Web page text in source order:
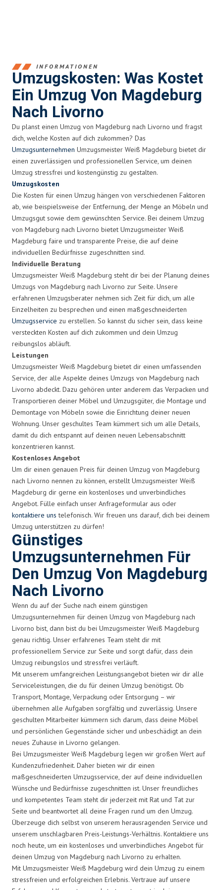
INFORMATIONEN
Umzugskosten: Was Kostet
Ein Umzug Von Magdeburg
Nach Livorno
Du planst einen Umzug von Magdeburg nach Livorno und fragst
dich, welche Kosten auf dich zukommen? Das
Umzugsunternehmen Umzugsmeister Weiß Magdeburg bietet dir
einen zuverlässigen und professionellen Service, um deinen
Umzug stressfrei und kostengünstig zu gestalten.
Umzugskosten
Die Kosten für einen Umzug hängen von verschiedenen Faktoren
ab, wie beispielsweise der Entfernung, der Menge an Möbeln und
Umzugsgut sowie dem gewünschten Service. Bei deinem Umzug
von Magdeburg nach Livorno bietet Umzugsmeister Weiß
Magdeburg faire und transparente Preise, die auf deine
individuellen Bedürfnisse zugeschnitten sind.
Individuelle Beratung
Umzugsmeister Weiß Magdeburg steht dir bei der Planung deines
Umzugs von Magdeburg nach Livorno zur Seite. Unsere
erfahrenen Umzugsberater nehmen sich Zeit für dich, um alle
Einzelheiten zu besprechen und einen maßgeschneiderten
Umzugsservice zu erstellen. So kannst du sicher sein, dass keine
versteckten Kosten auf dich zukommen und dein Umzug
reibungslos abläuft.
Leistungen
Umzugsmeister Weiß Magdeburg bietet dir einen umfassenden
Service, der alle Aspekte deines Umzugs von Magdeburg nach
Livorno abdeckt. Dazu gehören unter anderem das Verpacken und
Transportieren deiner Möbel und Umzugsgüter, die Montage und
Demontage von Möbeln sowie die Einrichtung deiner neuen
Wohnung. Unser geschultes Team kümmert sich um alle Details,
damit du dich entspannt auf deinen neuen Lebensabschnitt
konzentrieren kannst.
Kostenloses Angebot
Um dir einen genauen Preis für deinen Umzug von Magdeburg
nach Livorno nennen zu können, erstellt Umzugsmeister Weiß
Magdeburg dir gerne ein kostenloses und unverbindliches
Angebot. Fülle einfach unser Anfrageformular aus oder
kontaktiere uns telefonisch. Wir freuen uns darauf, dich bei deinem
Umzug unterstützen zu dürfen!
Günstiges
Umzugsunternehmen Für
Den Umzug Von Magdeburg
Nach Livorno
Wenn du auf der Suche nach einem günstigen
Umzugsunternehmen für deinen Umzug von Magdeburg nach
Livorno bist, dann bist du bei Umzugsmeister Weiß Magdeburg
genau richtig. Unser erfahrenes Team steht dir mit
professionellem Service zur Seite und sorgt dafür, dass dein
Umzug reibungslos und stressfrei verläuft.
Mit unserem umfangreichen Leistungsangebot bieten wir dir alle
Serviceleistungen, die du für deinen Umzug benötigst. Ob
Transport, Montage, Verpackung oder Entsorgung – wir
übernehmen alle Aufgaben sorgfältig und zuverlässig. Unsere
geschulten Mitarbeiter kümmern sich darum, dass deine Möbel
und persönlichen Gegenstände sicher und unbeschädigt an dein
neues Zuhause in Livorno gelangen.
Bei Umzugsmeister Weiß Magdeburg legen wir großen Wert auf
Kundenzufriedenheit. Daher bieten wir dir einen
maßgeschneiderten Umzugsservice, der auf deine individuellen
Wünsche und Bedürfnisse zugeschnitten ist. Unser freundliches
und kompetentes Team steht dir jederzeit mit Rat und Tat zur
Seite und beantwortet all deine Fragen rund um den Umzug.
Überzeuge dich selbst von unserem herausragenden Service und
unserem unschlagbaren Preis-Leistungs-Verhältnis. Kontaktiere uns
noch heute, um ein kostenloses und unverbindliches Angebot für
deinen Umzug von Magdeburg nach Livorno zu erhalten.
Mit Umzugsmeister Weiß Magdeburg wird dein Umzug zu einem
stressfreien und erfolgreichen Erlebnis. Vertraue auf unsere